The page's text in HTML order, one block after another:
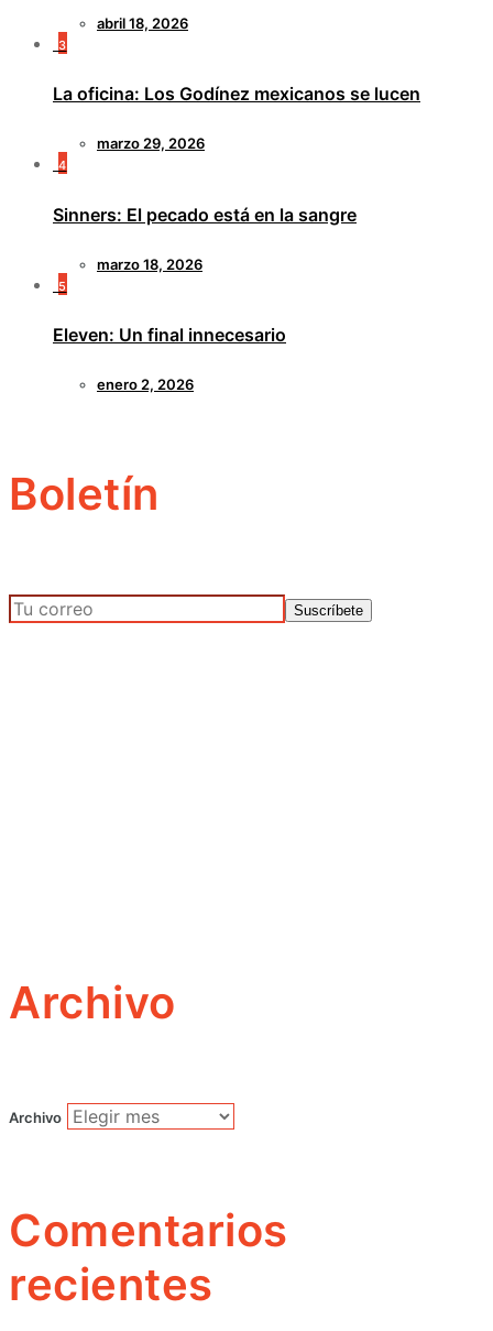
abril 18, 2026
3
La oficina: Los Godínez mexicanos se lucen
marzo 29, 2026
4
Sinners: El pecado está en la sangre
marzo 18, 2026
5
Eleven: Un final innecesario
enero 2, 2026
Boletín
Archivo
Archivo
Comentarios
recientes